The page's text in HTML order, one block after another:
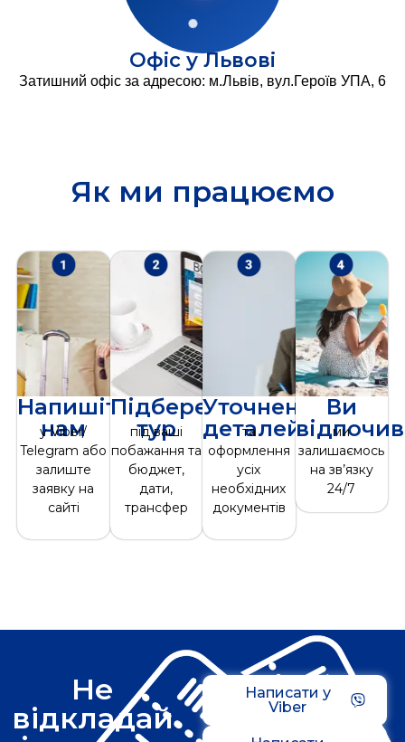
Офіс у Львові
Затишний офіс за адресою: м.Львів, вул.Героїв УПА, 6
Як ми працюємо
Напишіть
нам
у Viber/
Telegram або
залиште
заявку на
сайті
Підберемо
тур
під ваші
побажання та
бюджет,
дати,
трансфер
Уточнення
деталей
та
оформлення
усіх
необхідних
документів
Ви
ми
залишаємось
на зв’язку
24/7
Не
відкладай
Написати у
Viber